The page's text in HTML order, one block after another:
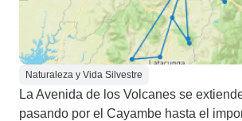
Naturaleza y Vida Silvestre
La Avenida de los Volcanes se
pasando por el Cayambe hasta el